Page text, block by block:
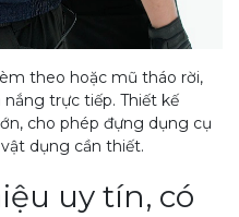
theo hoặc mũ tháo rời,
trực tiếp. Thiết kế
cho phép đựng dụng cụ
dụng cần thiết.
uy tín, có